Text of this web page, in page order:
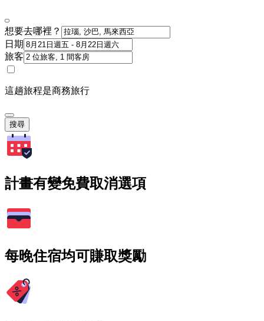
想要去哪裡？
日期
旅客
這趟旅程是商務旅行
搜尋
計畫有變免費取消選項
每晚住宿均可賺取獎勵